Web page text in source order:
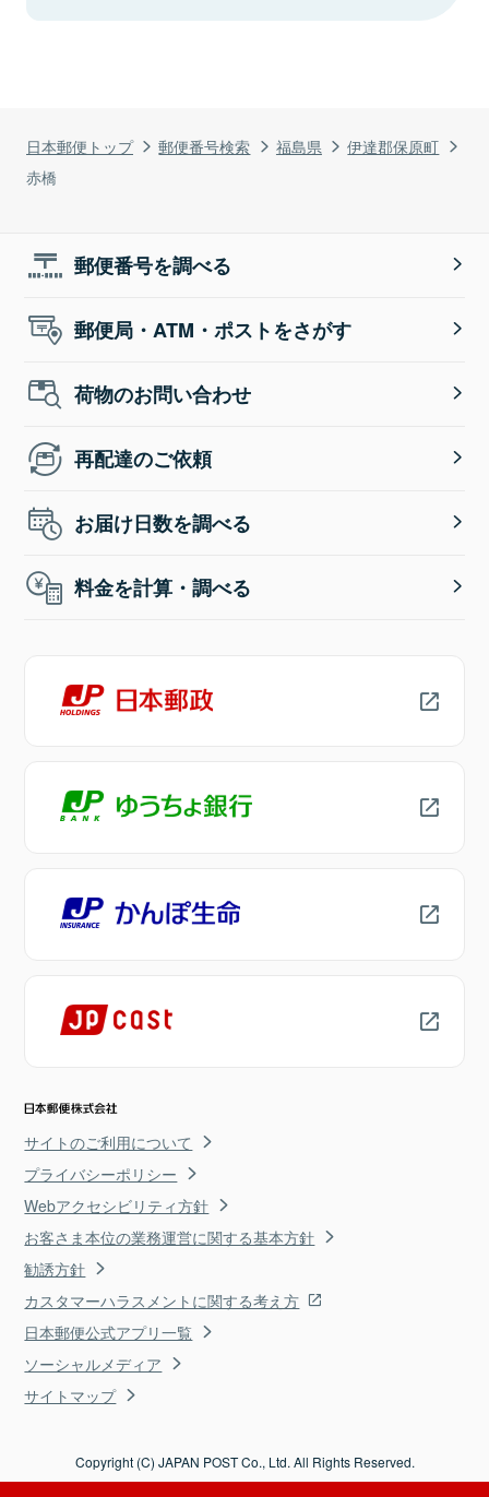
日本郵便トップ 郵便番号検索 福島県
伊達郡保原町
赤橋
郵便番号を調べる
郵便局・ATM・ポストをさがす
荷物のお問い合わせ
再配達のご依頼
お届け日数を調べる
料金を計算・調べる
サイトのご利用について
プライバシーポリシー
Webアクセシビリティ方針
お客さま本位の業務運営に関する基本方針
勧誘方針
カスタマーハラスメントに関する考え方
日本郵便公式アプリ一覧
ソーシャルメディア
サイトマップ
Copyright (C) JAPAN POST Co., Ltd. All Rights Reserved.